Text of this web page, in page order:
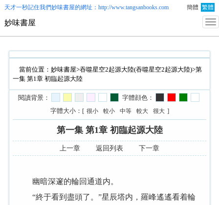
天才一秒記住我們妙味書屋的網址：http://www.tangsanbooks.com 簡體 繁體
妙味書屋
當前位置： 妙味書屋>吞噬星空2起源大陸(吞噬星空2起源大陸)>第
一集 第1章 初臨起源大陸
閱讀背景：
字體顔色：
字體大小：[ 很小 較小 中等 較大 很大 ]
第一集 第1章 初臨起源大陸
上一章 返回列表 下一章
幽暗深邃的輪回通道内。
“終于看到盡頭了。”星辰塔内，羅峰遙遙看着輪